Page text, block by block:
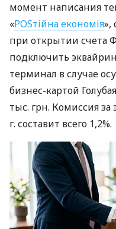
момент написания
«POSтійна економія»,
при открытии счета
подключить
терминал в случае
бизнес-картой
тыс. грн. Комиссия за
г. составит всего 1,2%.